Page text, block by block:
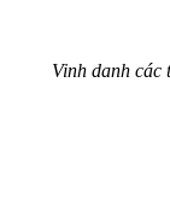
Vinh danh các